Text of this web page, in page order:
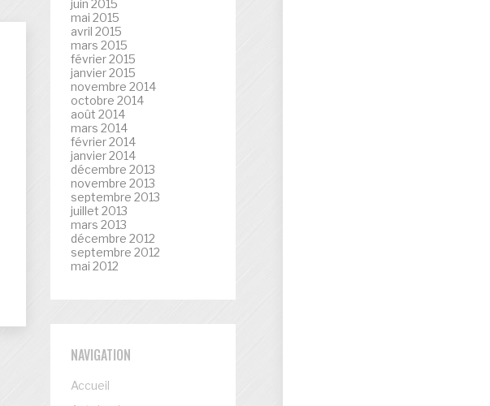
juin 2015
mai 2015
avril 2015
mars 2015
février 2015
janvier 2015
novembre 2014
octobre 2014
août 2014
mars 2014
février 2014
janvier 2014
décembre 2013
novembre 2013
septembre 2013
juillet 2013
mars 2013
décembre 2012
septembre 2012
mai 2012
NAVIGATION
Accueil